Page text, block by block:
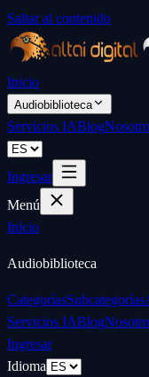
Saltar al contenido
Inicio
Audiobiblioteca
Servicios IABlog
Ingresar
Menú
Inicio
Audiobiblioteca
CategoríasSubcategorías
Servicios IABlog
Ingresar
Idioma